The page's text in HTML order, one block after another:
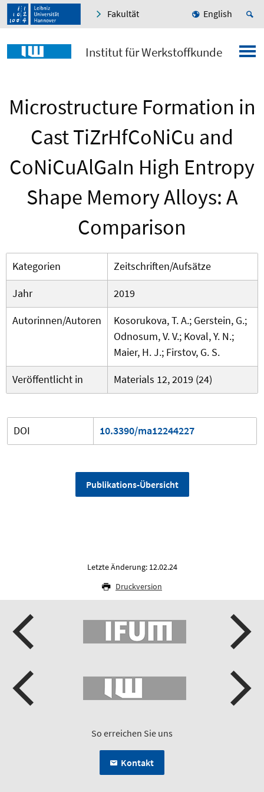
Fakultät English
Institut für Werkstoffkunde
Microstructure Formation in
Cast TiZrHfCoNiCu and
CoNiCuAlGaIn High Entropy
Shape Memory Alloys: A
Comparison
Kategorien
Zeitschriften/Aufsätze
Jahr
2019
Autorinnen/Autoren
Kosorukova, T. A.; Gerstein, G.;
Odnosum, V. V.; Koval, Y. N.;
Maier, H. J.; Firstov, G. S.
Veröffentlicht in
Materials 12, 2019 (24)
DOI 10.3390/ma12244227
Publikations-Übersicht
Letzte Änderung: 12.02.24
Druckversion
So erreichen Sie uns
Kontakt